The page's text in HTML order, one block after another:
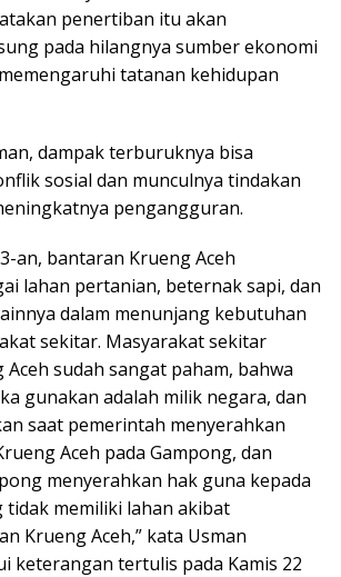
penertiban itu akan
pada hilangnya sumber ekonomi
tatanan kehidupan
dampak terburuknya bisa
sosial dan munculnya tindakan
pengangguran.
an, bantaran Krueng Aceh
lahan pertanian, beternak sapi, dan
dalam menunjang kebutuhan
sekitar. Masyarakat sekitar
sudah sangat paham, bahwa
gunakan adalah milik negara, dan
saat pemerintah menyerahkan
Aceh pada Gampong, dan
menyerahkan hak guna kepada
tidak memiliki lahan akibat
Krueng Aceh,” kata Usman
keterangan tertulis pada Kamis 22